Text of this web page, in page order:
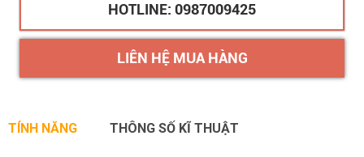
HOTLINE: 0987009425
LIÊN HỆ MUA HÀNG
TÍNH NĂNG THÔNG SỐ KĨ THUẬT